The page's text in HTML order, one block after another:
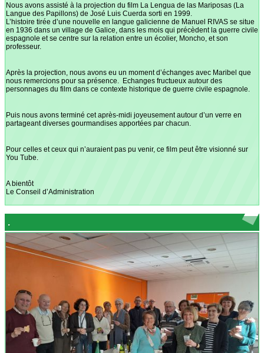
Nous avons assisté à la projection du film La Lengua de las Mariposas (La
Langue des Papillons) de José Luis Cuerda sorti en 1999.
L’histoire tirée d’une nouvelle en langue galicienne de Manuel RIVAS se situe
en 1936 dans un village de Galice, dans les mois qui précèdent la guerre civile
espagnole et se centre sur la relation entre un écolier, Moncho, et son
professeur.
Après la projection, nous avons eu un moment d’échanges avec Maribel que
nous remercions pour sa présence. Echanges fructueux autour des
personnages du film dans ce contexte historique de guerre civile espagnole.
Puis nous avons terminé cet après-midi joyeusement autour d’un verre en
partageant diverses gourmandises apportées par chacun.
Pour celles et ceux qui n’auraient pas pu venir, ce film peut être visionné sur
You Tube.
A bientôt
Le Conseil d’Administration
.